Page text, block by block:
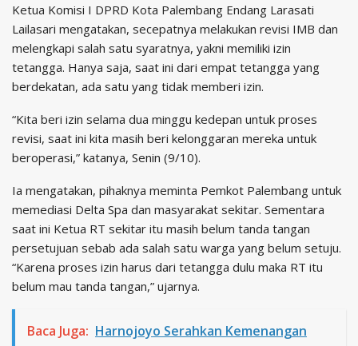
Ketua Komisi I DPRD Kota Palembang Endang Larasati
Lailasari mengatakan, secepatnya melakukan revisi IMB dan
melengkapi salah satu syaratnya, yakni memiliki izin
tetangga. Hanya saja, saat ini dari empat tetangga yang
berdekatan, ada satu yang tidak memberi izin.
“Kita beri izin selama dua minggu kedepan untuk proses
revisi, saat ini kita masih beri kelonggaran mereka untuk
beroperasi,” katanya, Senin (9/10).
Ia mengatakan, pihaknya meminta Pemkot Palembang untuk
memediasi Delta Spa dan masyarakat sekitar. Sementara
saat ini Ketua RT sekitar itu masih belum tanda tangan
persetujuan sebab ada salah satu warga yang belum setuju.
“Karena proses izin harus dari tetangga dulu maka RT itu
belum mau tanda tangan,” ujarnya.
Baca Juga: Harnojoyo Serahkan Kemenangan